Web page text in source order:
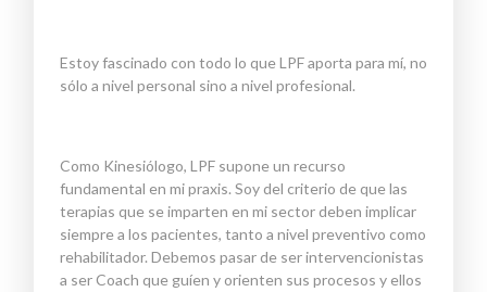
Estoy fascinado con todo lo que LPF aporta para mí, no
sólo a nivel personal sino a nivel profesional.
Como Kinesiólogo, LPF supone un recurso
fundamental en mi praxis. Soy del criterio de que las
terapias que se imparten en mi sector deben implicar
siempre a los pacientes, tanto a nivel preventivo como
rehabilitador. Debemos pasar de ser intervencionistas
a ser Coach que guíen y orienten sus procesos y ellos